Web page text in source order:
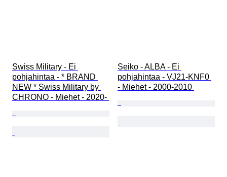
Swiss Military - Ei
pohjahintaa - * BRAND
NEW * Swiss Military by
CHRONO - Miehet - 2020-
Seiko - ALBA - Ei
pohjahintaa - VJ21-KNF0
- Miehet - 2000-2010